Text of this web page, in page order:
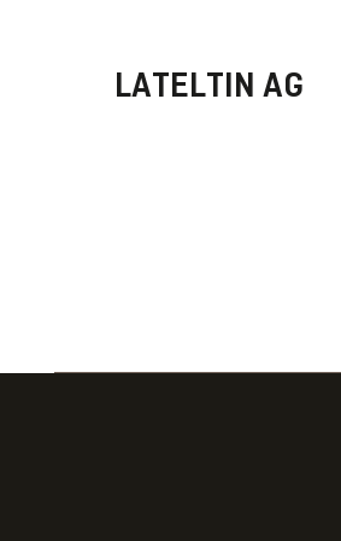
LATELTIN AG